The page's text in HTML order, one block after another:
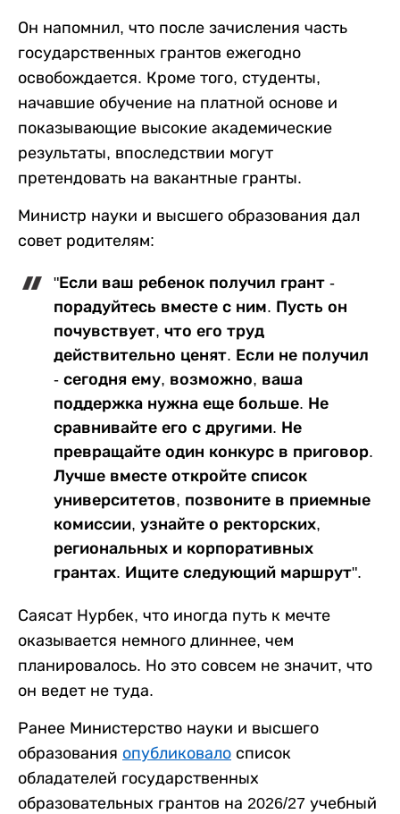
Он напомнил, что после зачисления часть
государственных грантов ежегодно
освобождается. Кроме того, студенты,
начавшие обучение на платной основе и
показывающие высокие академические
результаты, впоследствии могут
претендовать на вакантные гранты.
Министр науки и высшего образования дал
совет родителям:
"Если ваш ребенок получил грант -
порадуйтесь вместе с ним. Пусть он
почувствует, что его труд
действительно ценят. Если не получил
- сегодня ему, возможно, ваша
поддержка нужна еще больше. Не
сравнивайте его с другими. Не
превращайте один конкурс в приговор.
Лучше вместе откройте список
университетов, позвоните в приемные
комиссии, узнайте о ректорских,
региональных и корпоративных
грантах. Ищите следующий маршрут".
Саясат Нурбек, что иногда путь к мечте
оказывается немного длиннее, чем
планировалось. Но это совсем не значит, что
он ведет не туда.
Ранее Министерство науки и высшего
образования опубликовало список
обладателей государственных
образовательных грантов на 2026/27 учебный